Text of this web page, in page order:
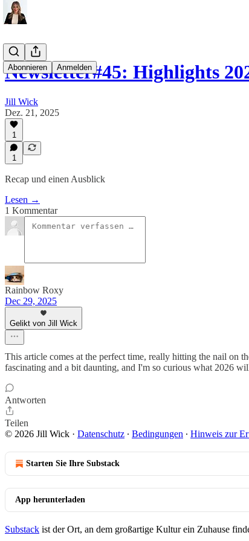
Abonnieren Anmelden
Newsletter#45: Highlights
Jill Wick
Dez. 21, 2025
1
1
Recap und einen Ausblick
Lesen →
1 Kommentar
Rainbow Roxy
Dec 29, 2025
Gelikt von Jill Wick
This article comes at the perfect time, really hitting the nail on
fascinating and a bit daunting, and I'm so curious what 2026
Antworten
Teilen
© 2026 Jill Wick · Datenschutz ∙ Bedingungen ∙ Hinweis zur
Starten Sie Ihre Substack
App herunterladen
Substack ist der Ort, an dem großartige Kultur ein Zuhause